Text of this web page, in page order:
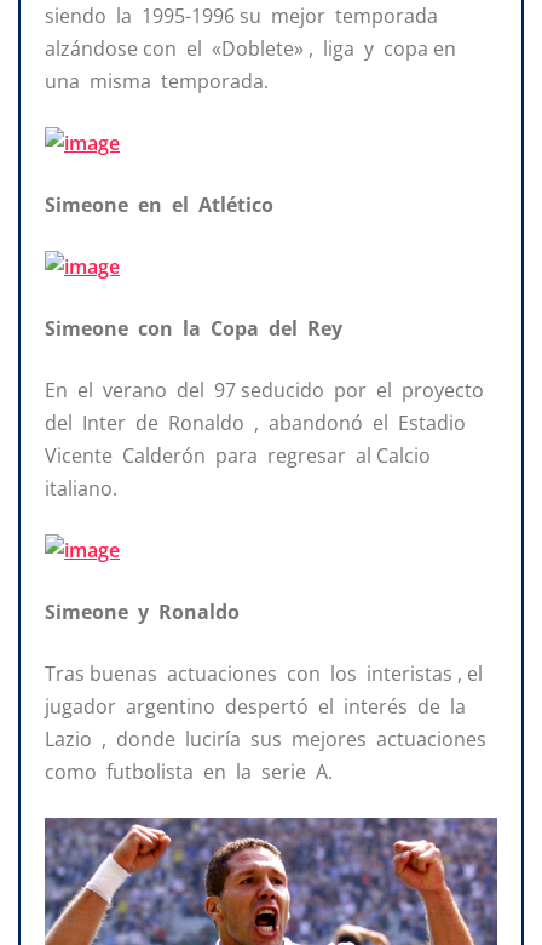
siendo la 1995-1996 su mejor temporada
alzándose con el «Doblete» , liga y copa en
una misma temporada.
Simeone en el Atlético
Simeone con la Copa del Rey
En el verano del 97 seducido por el proyecto
del Inter de Ronaldo , abandonó el Estadio
Vicente Calderón para regresar al Calcio
italiano.
Simeone y Ronaldo
Tras buenas actuaciones con los interistas , el
jugador argentino despertó el interés de la
Lazio , donde luciría sus mejores actuaciones
como futbolista en la serie A.